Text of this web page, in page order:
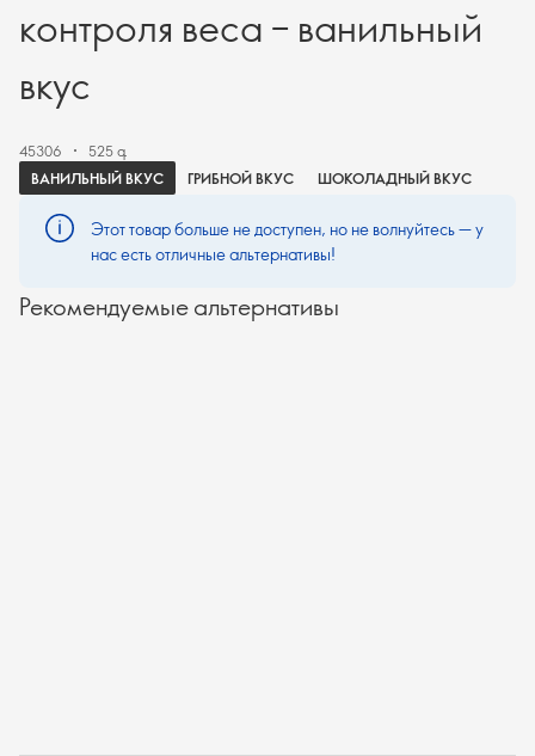
контроля веса – ванильный
вкус
45306
525 գ
ВАНИЛЬНЫЙ ВКУС
ГРИБНОЙ ВКУС ШОКОЛАДНЫЙ ВКУС
Этот товар больше не доступен, но не волнуйтесь — у
нас есть отличные альтернативы!
Рекомендуемые альтернативы